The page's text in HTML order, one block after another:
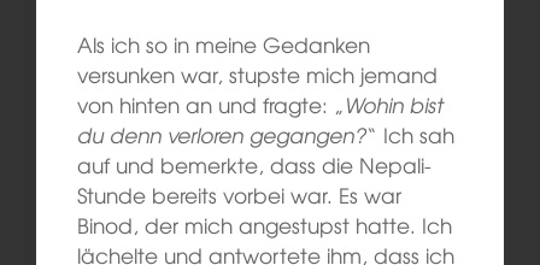
Als ich so in meine Gedanken
versunken war, stupste mich jemand
von hinten an und fragte: „Wohin bist
du denn verloren gegangen?“ Ich sah
auf und bemerkte, dass die Nepali-
Stunde bereits vorbei war. Es war
Binod, der mich angestupst hatte. Ich
lächelte und antwortete ihm, dass ich